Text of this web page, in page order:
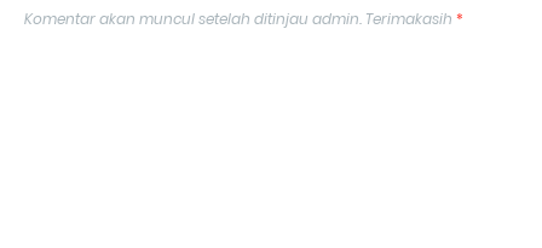
Komentar akan muncul setelah ditinjau admin. Terimakasih *